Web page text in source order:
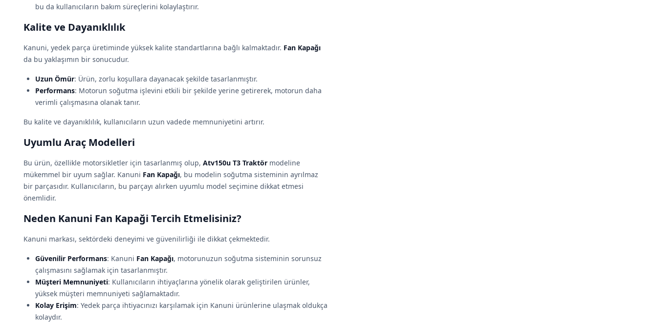
bu da kullanıcıların bakım süreçlerini kolaylaştırır.
Kalite ve Dayanıklılık
Kanuni, yedek parça üretiminde yüksek kalite standartlarına bağlı kalmaktadır. Fan Kapağı
da bu yaklaşımın bir sonucudur.
Uzun Ömür: Ürün, zorlu koşullara dayanacak şekilde tasarlanmıştır.
Performans: Motorun soğutma işlevini etkili bir şekilde yerine getirerek, motorun daha
verimli çalışmasına olanak tanır.
Bu kalite ve dayanıklılık, kullanıcıların uzun vadede memnuniyetini artırır.
Uyumlu Araç Modelleri
Bu ürün, özellikle motorsikletler için tasarlanmış olup, Atv150u T3 Traktör modeline
mükemmel bir uyum sağlar. Kanuni Fan Kapağı, bu modelin soğutma sisteminin ayrılmaz
bir parçasıdır. Kullanıcıların, bu parçayı alırken uyumlu model seçimine dikkat etmesi
önemlidir.
Neden Kanuni Fan Kapaği Tercih Etmelisiniz?
Kanuni markası, sektördeki deneyimi ve güvenilirliği ile dikkat çekmektedir.
Güvenilir Performans: Kanuni Fan Kapağı, motorunuzun soğutma sisteminin sorunsuz
çalışmasını sağlamak için tasarlanmıştır.
Müşteri Memnuniyeti: Kullanıcıların ihtiyaçlarına yönelik olarak geliştirilen ürünler,
yüksek müşteri memnuniyeti sağlamaktadır.
Kolay Erişim: Yedek parça ihtiyacınızı karşılamak için Kanuni ürünlerine ulaşmak oldukça
kolaydır.